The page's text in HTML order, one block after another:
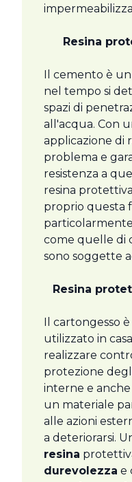
Resina
Il cemento è
nel tempo si
spazi di
all'acqua. Con
applicazione di
problema e
resistenza a
resina
proprio questa
come quelle di
sono soggette
Resina
Il cartongesso
utilizzato in
realizzare
protezione
interne e anche
un materiale
alle azioni
a deteriorarsi.
resina
durevolezza e